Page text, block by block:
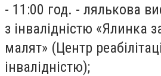
- 11:00 год. - лялькова
з інвалідністю «Ялинка
малят» (Центр
інвалідністю);